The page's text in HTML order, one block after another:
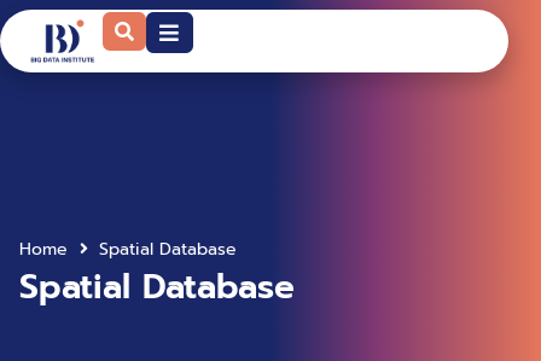
Home Spatial Database
Spatial Database